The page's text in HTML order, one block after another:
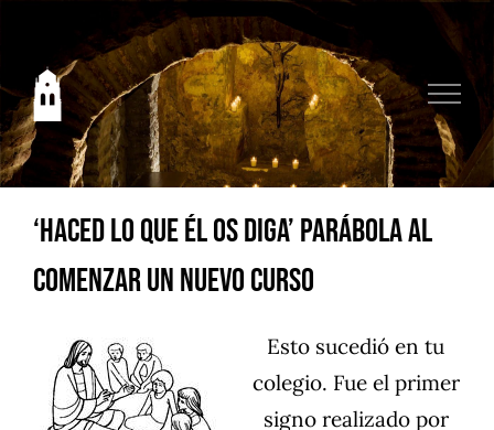
contenido
‘HACED LO QUE ÉL OS DIGA’ Parábola al
comenzar un nuevo curso
Esto sucedió en tu
colegio. Fue el primer
signo realizado por